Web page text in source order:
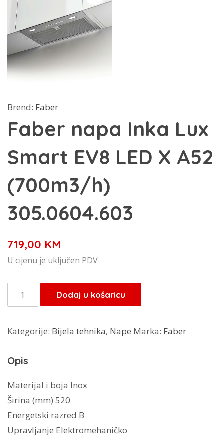
Brend: Faber
Faber napa Inka Lux
Smart EV8 LED X A52
(700m3/h)
305.0604.603
719,00 KM
U cijenu je uključen PDV
Faber
napa
Lux
EV8
LED
X
A52
(700m3/h)
Dodaj u košaricu
Kategorije: Bijela tehnika, Nape Marka: Faber
Opis
Materijal i boja Inox
Širina (mm) 520
Energetski razred B
Upravljanje Elektromehaničko